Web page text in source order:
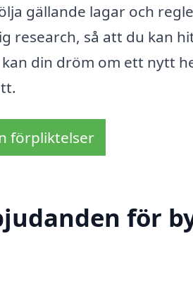
gällande lagar och
research, så att du kan
din dröm om ett nytt
förpliktelser
för